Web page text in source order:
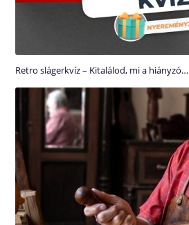
Retro slágerkvíz – Kitalálod, mi a hiányzó…